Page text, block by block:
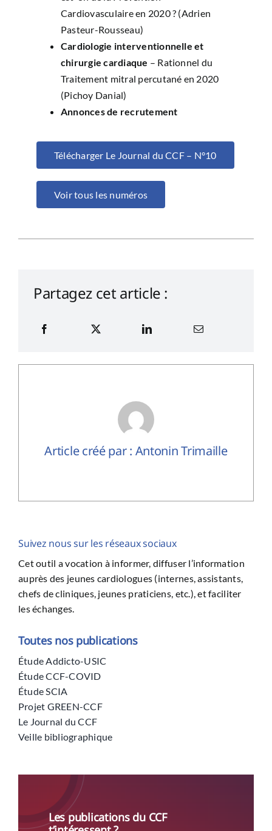
Suivez nous sur les réseaux sociaux
Cet outil a vocation à informer, diffuser l’information
auprès des jeunes cardiologues (internes, assistants,
chefs de cliniques, jeunes praticiens, etc.), et faciliter
les échanges.
Toutes nos publications
Étude Addicto-USIC
Étude CCF-COVID
Étude SCIA
Projet GREEN-CCF
Le Journal du CCF
Veille bibliographique
Les publications du CCF
Cardiovasculaire en 2020 ? (Adrien
Pasteur-Rousseau)
Cardiologie interventionnelle et
chirurgie cardiaque – Rationnel du
Traitement mitral percutané en 2020
(Pichoy Danial)
Annonces de recrutement
Télécharger Le Journal du CCF – N°10
Voir tous les numéros
Partagez cet article :
Article créé par : Antonin Trimaille